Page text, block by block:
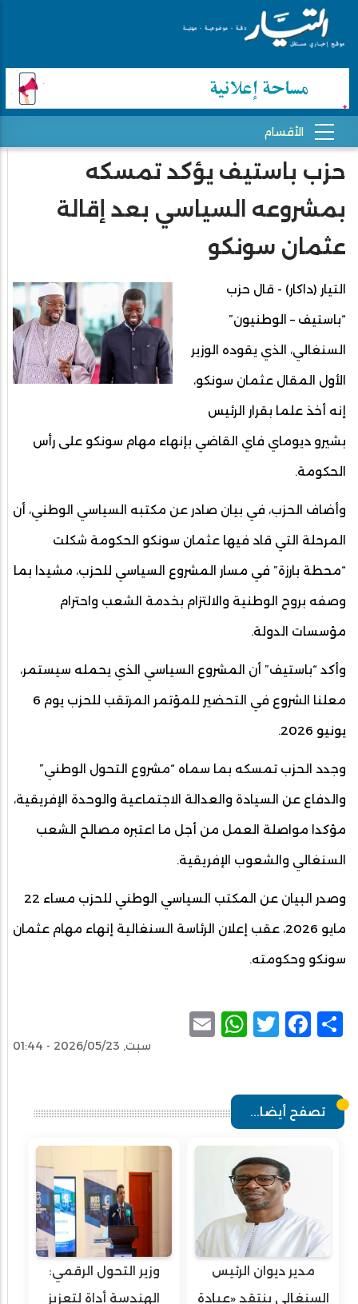
حزب باستيف يؤكد تمسكه
بمشروعه السياسي بعد إقالة
عثمان سونكو
التيار (داكار) - قال حزب
“باستيف – الوطنيون”
السنغالي، الذي يقوده الوزير
الأول المقال عثمان سونكو،
إنه أخذ علما بقرار الرئيس
بشيرو ديوماي فاي القاضي بإنهاء مهام سونكو على رأس
الحكومة.
وأضاف الحزب، في بيان صادر عن مكتبه السياسي الوطني، أن
المرحلة التي قاد فيها عثمان سونكو الحكومة شكلت
“محطة بارزة” في مسار المشروع السياسي للحزب، مشيدا بما
وصفه بروح الوطنية والالتزام بخدمة الشعب واحترام
مؤسسات الدولة.
وأكد “باستيف” أن المشروع السياسي الذي يحمله سيستمر،
معلنا الشروع في التحضير للمؤتمر المرتقب للحزب يوم 6
يونيو 2026.
وجدد الحزب تمسكه بما سماه “مشروع التحول الوطني”
والدفاع عن السيادة والعدالة الاجتماعية والوحدة الإفريقية،
مؤكدا مواصلة العمل من أجل ما اعتبره مصالح الشعب
السنغالي والشعوب الإفريقية.
وصدر البيان عن المكتب السياسي الوطني للحزب مساء 22
مايو 2026، عقب إعلان الرئاسة السنغالية إنهاء مهام عثمان
سونكو وحكومته.
Share
Facebook
Twitter
WhatsApp
سبت, 2026/05/23 - 01:44
تصفح أيضا...
مدير ديوان الرئيس
السنغالي ينتقد «عبادة
وزير التحول الرقمي:
الهندسة أداة لتعزيز